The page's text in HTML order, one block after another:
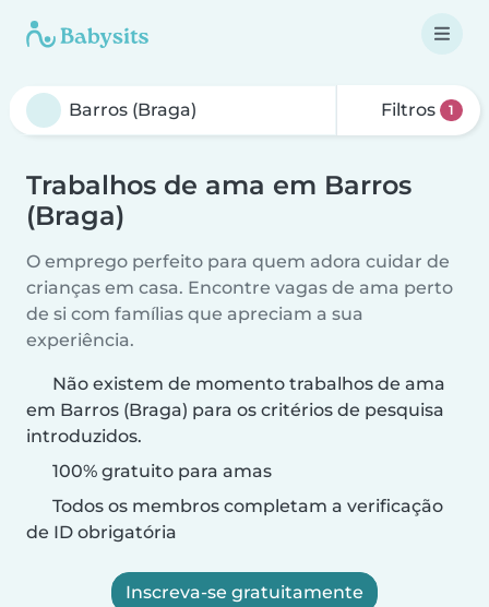
Filtros 1
Trabalhos de ama em Barros
(Braga)
O emprego perfeito para quem adora cuidar de
crianças em casa. Encontre vagas de ama perto
de si com famílias que apreciam a sua
experiência.
Não existem de momento trabalhos de ama
em Barros (Braga) para os critérios de pesquisa
introduzidos.
100% gratuito para amas
Todos os membros completam a verificação
de ID obrigatória
Inscreva-se gratuitamente